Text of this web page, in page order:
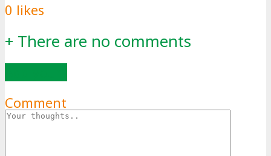
0 likes
+ There are no comments
Comment